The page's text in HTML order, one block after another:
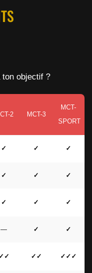
objectif ?
2 MCT-3
MCT-
SPORT
✓ ✓ ✓
✓ ✓ ✓
✓ ✓ ✓
— ✓ ✓
✓✓ ✓✓ ✓✓✓